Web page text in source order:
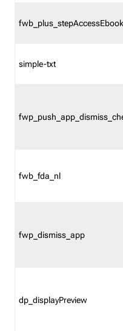
fwb_plus_stepAccessEbook
simple-txt
fwb_fda_nl
fwp_dismiss_app
dp_displayPreview